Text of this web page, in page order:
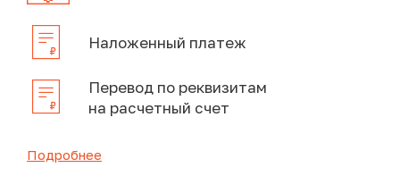
Наложенный платеж
Перевод по реквизитам
на расчетный счет
Подробнее